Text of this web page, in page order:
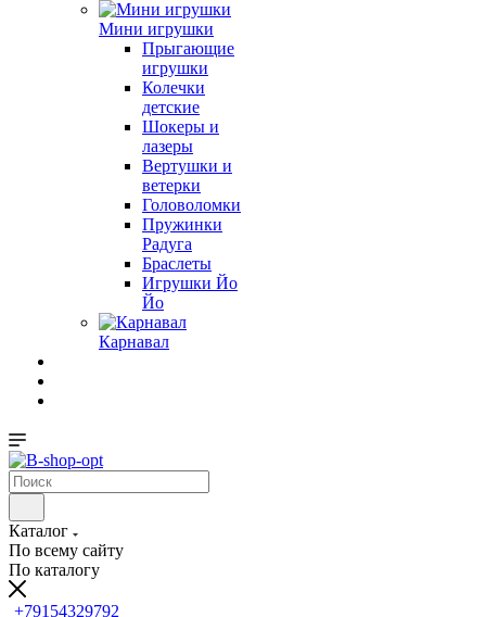
Мини игрушки
Прыгающие
игрушки
Колечки
детские
Шокеры и
лазеры
Вертушки и
ветерки
Головоломки
Пружинки
Радуга
Браслеты
Игрушки Йо
Йо
Карнавал
Каталог
По всему сайту
По каталогу
+79154329792